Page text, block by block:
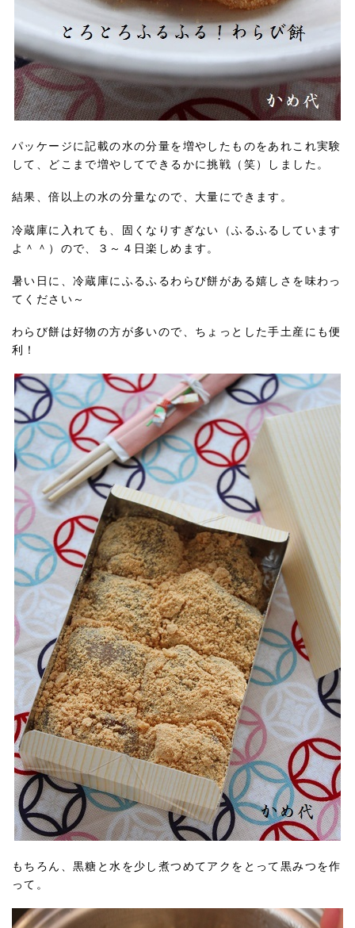
パッケージに記載の水の分量を増やしたものをあれこれ実験
して、どこまで増やしてできるかに挑戦（笑）しました。
結果、倍以上の水の分量なので、大量にできます。
冷蔵庫に入れても、固くなりすぎない（ふるふるしています
よ＾＾）ので、３～４日楽しめます。
暑い日に、冷蔵庫にふるふるわらび餅がある嬉しさを味わっ
てください～
わらび餅は好物の方が多いので、ちょっとした手土産にも便
利！
もちろん、黒糖と水を少し煮つめてアクをとって黒みつを作
って。